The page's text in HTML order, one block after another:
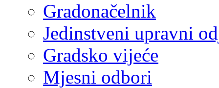
Gradonačelnik
Jedinstveni upravni
Gradsko vijeće
Mjesni odbori